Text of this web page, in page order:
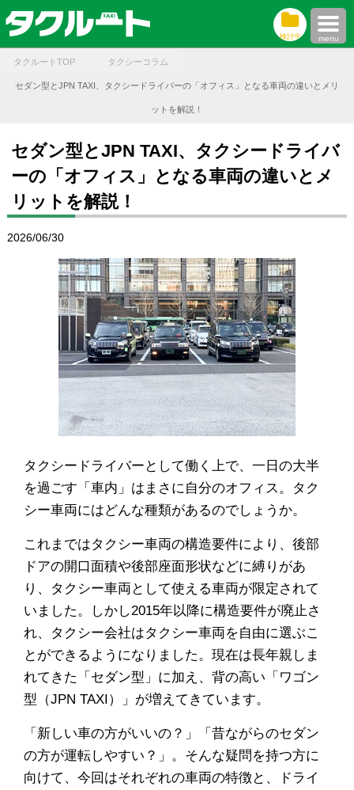
検討中 menu
タクルートTOP タクシーコラム
セダン型とJPN TAXI、タクシードライバーの「オフィス」となる車両の違いとメリ
ットを解説！
セダン型とJPN TAXI、タクシードライバ
ーの「オフィス」となる車両の違いとメ
リットを解説！
2026/06/30
タクシードライバーとして働く上で、一日の大半
を過ごす「車内」はまさに自分のオフィス。タク
シー車両にはどんな種類があるのでしょうか。
これまではタクシー車両の構造要件により、後部
ドアの開口面積や後部座面形状などに縛りがあ
り、タクシー車両として使える車両が限定されて
いました。しかし2015年以降に構造要件が廃止さ
れ、タクシー会社はタクシー車両を自由に選ぶこ
とができるようになりました。現在は長年親しま
れてきた「セダン型」に加え、背の高い「ワゴン
型（JPN TAXI）」が増えてきています。
「新しい車の方がいいの？」「昔ながらのセダン
の方が運転しやすい？」。そんな疑問を持つ方に
向けて、今回はそれぞれの車両の特徴と、ドライ